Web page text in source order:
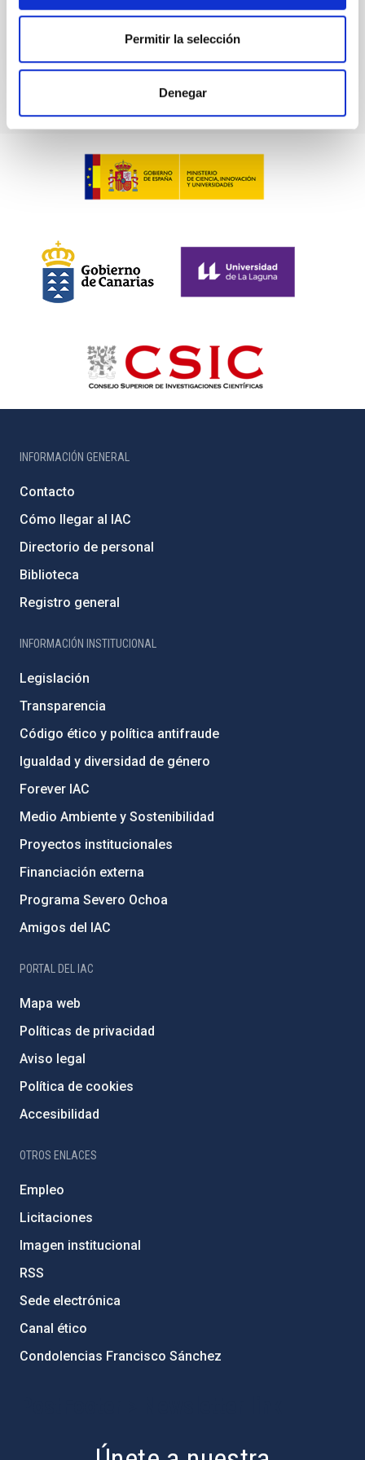
Permitir la selección
Denegar
INFORMACIÓN GENERAL
Contacto
Cómo llegar al IAC
Directorio de personal
Biblioteca
Registro general
INFORMACIÓN INSTITUCIONAL
Legislación
Transparencia
Código ético y política antifraude
Igualdad y diversidad de género
Forever IAC
Medio Ambiente y Sostenibilidad
Proyectos institucionales
Financiación externa
Programa Severo Ochoa
Amigos del IAC
PORTAL DEL IAC
Mapa web
Políticas de privacidad
Aviso legal
Política de cookies
Accesibilidad
OTROS ENLACES
Empleo
Licitaciones
Imagen institucional
RSS
Sede electrónica
Canal ético
Condolencias Francisco Sánchez